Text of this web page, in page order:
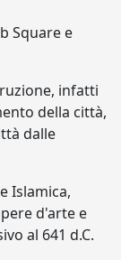
Square e
infatti
della città,
dalle
Islamica,
d'arte e
al 641 d.C.